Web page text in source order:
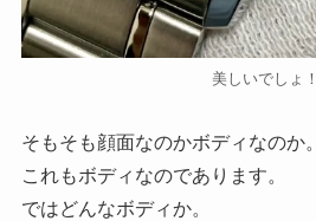
美しいでしょ！
そもそも顔面なのかボディなのか。
これもボディなのであります。
ではどんなボディか。